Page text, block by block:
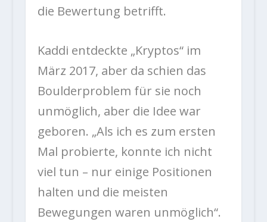
die Bewertung betrifft.
Kaddi entdeckte „Kryptos“ im
März 2017, aber da schien das
Boulderproblem für sie noch
unmöglich, aber die Idee war
geboren. „Als ich es zum ersten
Mal probierte, konnte ich nicht
viel tun – nur einige Positionen
halten und die meisten
Bewegungen waren unmöglich“.